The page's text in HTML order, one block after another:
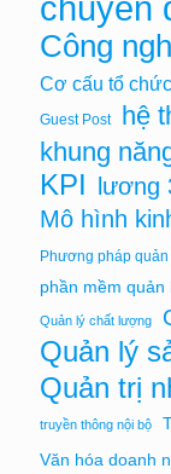
Công
Cơ cấu tổ chức
Guest Post hệ
khung
KPI lương
Mô hình
Phương pháp quản
phần mềm quản
Quản lý chất lượng
Quản lý
Quản trị
truyền thông nội bộ
Văn hóa doanh